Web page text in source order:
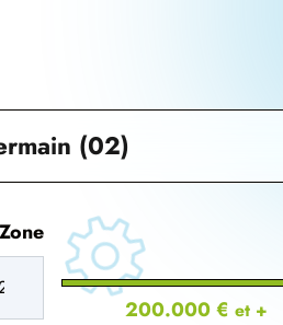
(02)
Zone
200.000 € et +